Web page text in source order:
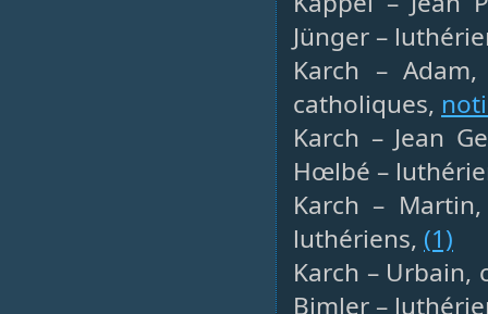
Jünger –
Karch –
catholiques,
Karch – Jean
Hœlbé –
Karch –
luthériens, (1)
Karch – Urbain,
Bimler –